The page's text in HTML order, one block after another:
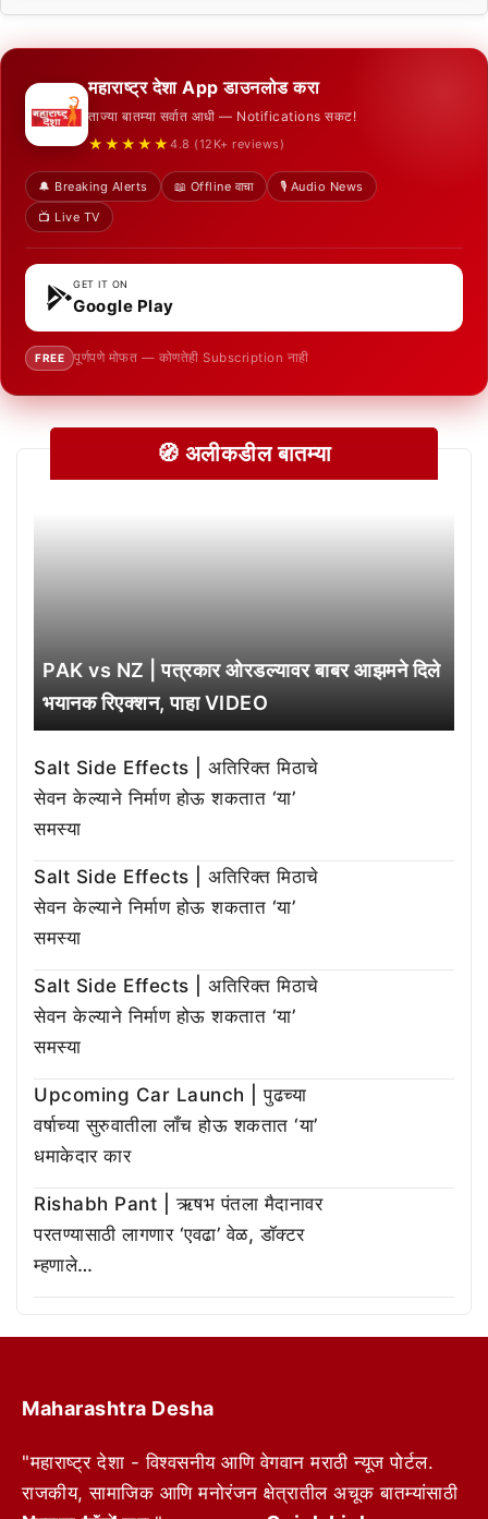
महाराष्ट्र देशा App डाउनलोड करा
ताज्या बातम्या सर्वात आधी — Notifications सकट!
★★★★★ 4.8 (12K+ reviews)
🔔 Breaking Alerts 📖 Offline वाचा
🎙️ Audio News
📺 Live TV
GET IT ON
Google Play
FREE पूर्णपणे मोफत — कोणतेही Subscription नाही
🧭 अलीकडील बातम्या
PAK vs NZ | पत्रकार ओरडल्यावर बाबर आझमने दिले
भयानक रिएक्शन, पाहा VIDEO
Salt Side Effects | अतिरिक्त मिठाचे
सेवन केल्याने निर्माण होऊ शकतात ‘या’
समस्या
Salt Side Effects | अतिरिक्त मिठाचे
सेवन केल्याने निर्माण होऊ शकतात ‘या’
समस्या
Salt Side Effects | अतिरिक्त मिठाचे
सेवन केल्याने निर्माण होऊ शकतात ‘या’
समस्या
Upcoming Car Launch | पुढच्या
वर्षाच्या सुरुवातीला लाँच होऊ शकतात ‘या’
धमाकेदार कार
Rishabh Pant | ऋषभ पंतला मैदानावर
परतण्यासाठी लागणार ‘एवढा’ वेळ, डॉक्टर
म्हणाले…
Maharashtra Desha
"महाराष्ट्र देशा - विश्वसनीय आणि वेगवान मराठी न्यूज पोर्टल.
राजकीय, सामाजिक आणि मनोरंजन क्षेत्रातील अचूक बातम्यांसाठी